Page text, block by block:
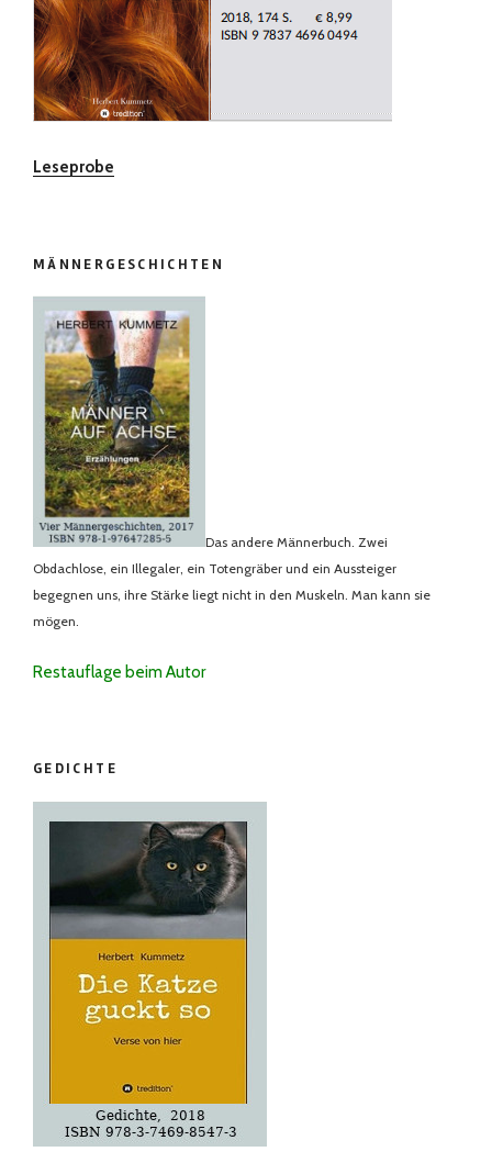
Leseprobe
MÄNNERGESCHICHTEN
Das andere Männerbuch. Zwei
Obdachlose, ein Illegaler, ein Totengräber und ein Aussteiger
begegnen uns, ihre Stärke liegt nicht in den Muskeln. Man kann sie
mögen.
Restauflage beim Autor
GEDICHTE